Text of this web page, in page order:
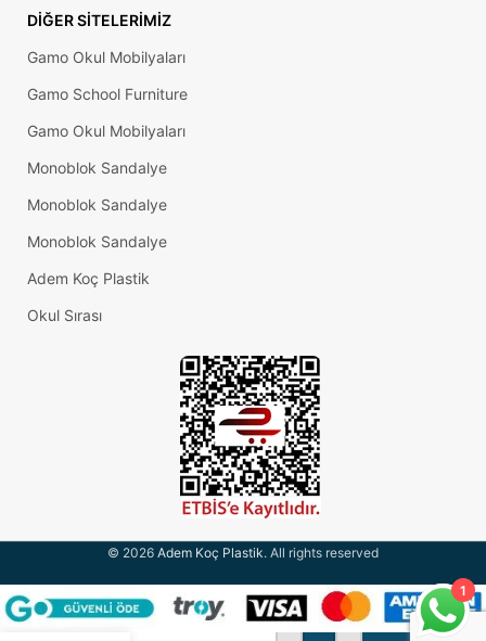
DIĞER SITELERIMIZ
Gamo Okul Mobilyaları
Gamo School Furniture
Gamo Okul Mobilyaları
Monoblok Sandalye
Monoblok Sandalye
Monoblok Sandalye
Adem Koç Plastik
Okul Sırası
© 2026 Adem Koç Plastik. All rights reserved
9,5-
15
Cm
1